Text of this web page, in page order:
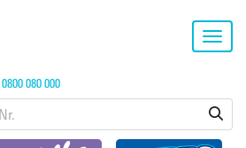
0800 080 000